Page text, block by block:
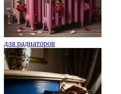
для радиаторов